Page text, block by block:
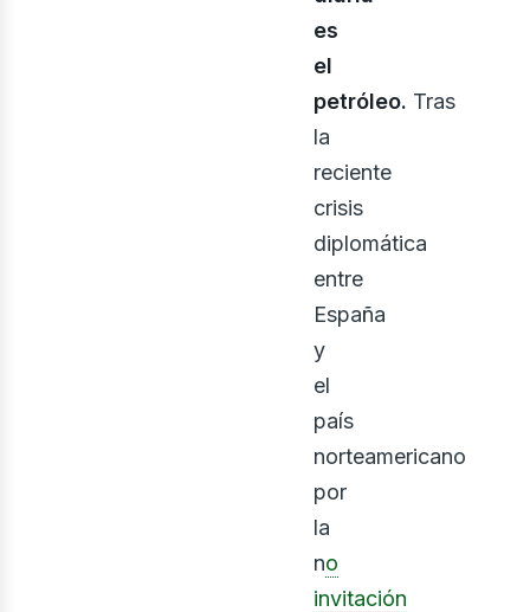
es
el
petróleo. Tras
la
reciente
crisis
diplomática
entre
España
y
el
país
norteamericano
por
la
no
invitación